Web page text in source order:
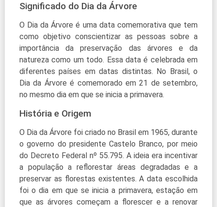
Significado do Dia da Árvore
O Dia da Árvore é uma data comemorativa que tem
como objetivo conscientizar as pessoas sobre a
importância da preservação das árvores e da
natureza como um todo. Essa data é celebrada em
diferentes países em datas distintas. No Brasil, o
Dia da Árvore é comemorado em 21 de setembro,
no mesmo dia em que se inicia a primavera.
História e Origem
O Dia da Árvore foi criado no Brasil em 1965, durante
o governo do presidente Castelo Branco, por meio
do Decreto Federal nº 55.795. A ideia era incentivar
a população a reflorestar áreas degradadas e a
preservar as florestas existentes. A data escolhida
foi o dia em que se inicia a primavera, estação em
que as árvores começam a florescer e a renovar